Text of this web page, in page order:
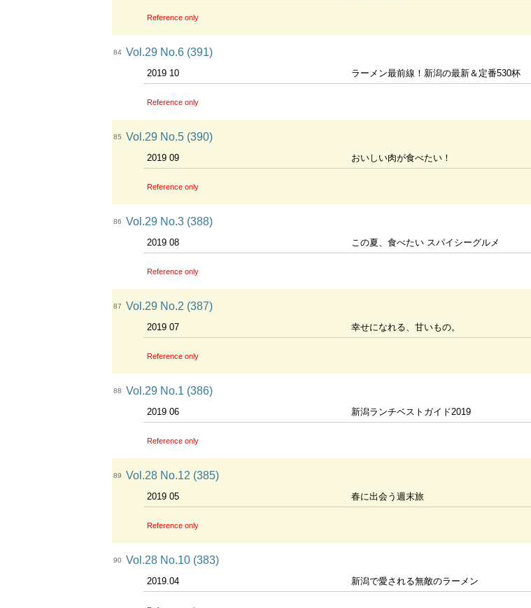
Reference only
84 Vol.29 No.6 (391)
2019 10 ラーメン最前線！新潟の最新＆定番530杯
Reference only
85 Vol.29 No.5 (390)
2019 09 おいしい肉が食べたい！
Reference only
86 Vol.29 No.3 (388)
2019 08 この夏、食べたい スパイシーグルメ
Reference only
87 Vol.29 No.2 (387)
2019 07 幸せになれる、甘いもの。
Reference only
88 Vol.29 No.1 (386)
2019 06 新潟ランチベストガイド2019
Reference only
89 Vol.28 No.12 (385)
2019 05 春に出会う週末旅
Reference only
90 Vol.28 No.10 (383)
2019.04 新潟で愛される無敵のラーメン